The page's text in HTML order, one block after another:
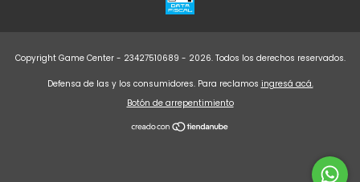
Copyright Game Center - 23427510689 - 2026. Todos los derechos reservados.
Defensa de las y los consumidores. Para reclamos ingresá acá.
Botón de arrepentimiento